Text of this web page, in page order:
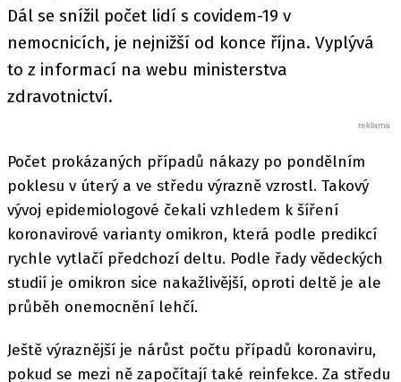
Dál se snížil počet lidí s covidem-19 v
nemocnicích, je nejnižší od konce října. Vyplývá
to z informací na webu ministerstva
zdravotnictví.
Počet prokázaných případů nákazy po pondělním
poklesu v úterý a ve středu výrazně vzrostl. Takový
vývoj epidemiologové čekali vzhledem k šíření
koronavirové varianty omikron, která podle predikcí
rychle vytlačí předchozí deltu. Podle řady vědeckých
studií je omikron sice nakažlivější, oproti deltě je ale
průběh onemocnění lehčí.
Ještě výraznější je nárůst počtu případů koronaviru,
pokud se mezi ně započítají také reinfekce. Za středu